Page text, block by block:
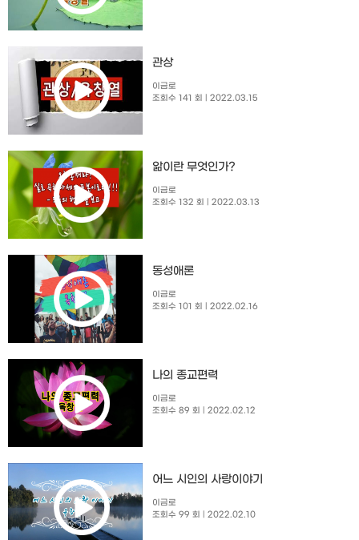
관상
이금로
조회수 141 회
| 2022.03.15
앎이란 무엇인가?
이금로
조회수 132 회
| 2022.03.13
동성애론
이금로
조회수 101 회
| 2022.02.16
나의 종교편력
이금로
조회수 89 회
| 2022.02.12
​어느 시인의 사랑이야기
이금로
조회수 99 회
| 2022.02.10